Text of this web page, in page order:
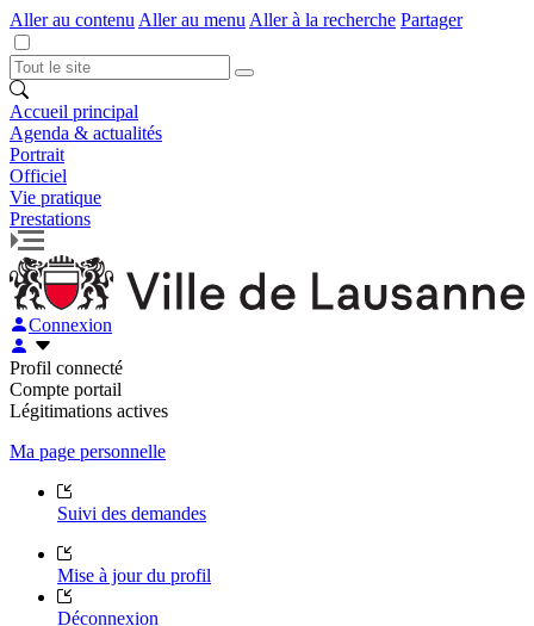
Aller au contenu Aller au menu Aller à la recherche Partager
Accueil principal
Agenda & actualités
Portrait
Officiel
Vie pratique
Prestations
Connexion
Profil connecté
Compte portail
Légitimations actives
Ma page personnelle
Suivi des demandes
Mise à jour du profil
Déconnexion